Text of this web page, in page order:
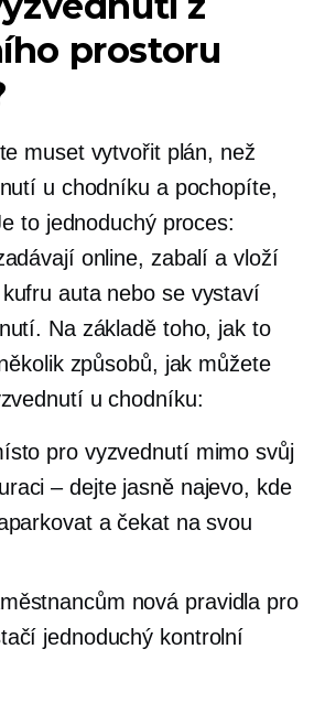
prostoru
muset vytvořit plán, než
u chodníku a pochopíte,
to jednoduchý proces:
online, zabalí a vloží
auta nebo se vystaví
Na základě toho, jak to
způsobů, jak můžete
u chodníku:
pro vyzvednutí mimo svůj
– dejte jasně najevo, kde
a čekat na svou
nová pravidla pro
jednoduchý kontrolní